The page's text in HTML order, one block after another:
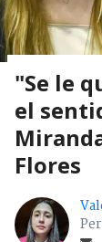
"Se le
el
Flores